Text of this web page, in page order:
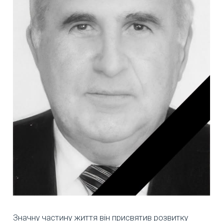
Значну частину життя він присвятив розвитку